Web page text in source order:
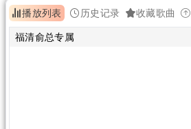
播放列表 历史记录 收藏歌曲
福清俞总专属